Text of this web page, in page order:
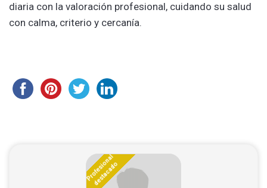
diaria con la valoración profesional, cuidando su salud
con calma, criterio y cercanía.
Profesional
destacado